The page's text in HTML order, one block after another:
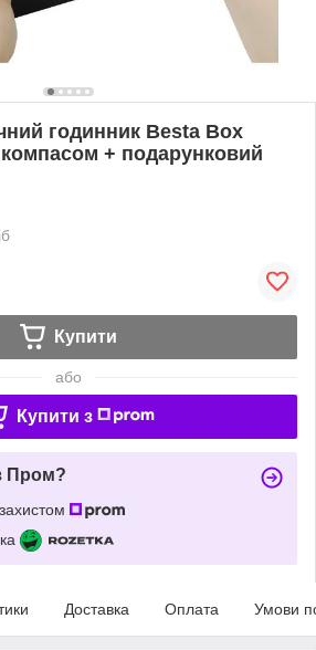
годинник Besta Box
+ подарунковий
Купити
або
Купити з
Пром?
Доставка Оплата Умови